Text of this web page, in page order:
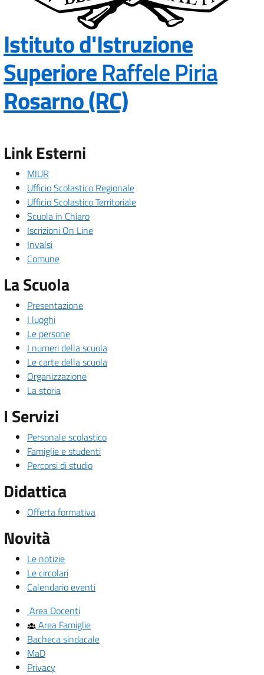
Istituto d'Istruzione
SuperioreRaffele Piria
Rosarno (RC)— Visita la
Link Esterni
MIUR
Ufficio Scolastico Regionale
Ufficio Scolastico Territoriale
Scuola in Chiaro
Iscrizioni On Line
Invalsi
Comune
La Scuola
Presentazione
I luoghi
Le persone
I numeri della scuola
Le carte della scuola
Organizzazione
La storia
I Servizi
Personale scolastico
Famiglie e studenti
Percorsi di studio
Didattica
Offerta formativa
Novità
Le notizie
Le circolari
Calendario eventi
Area Docenti
Area Famiglie
Bacheca sindacale
MaD
Privacy